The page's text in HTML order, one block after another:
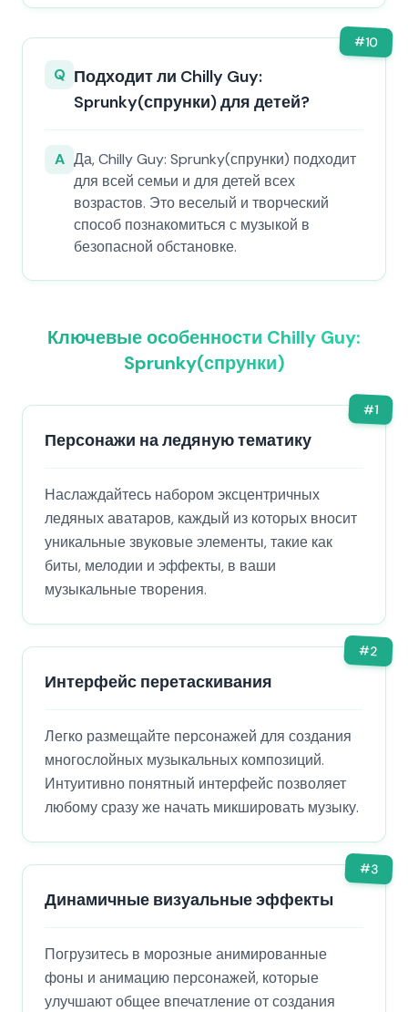
#10
Q Подходит ли Chilly Guy:
Sprunky(спрунки) для детей?
A Да, Chilly Guy: Sprunky(спрунки) подходит
для всей семьи и для детей всех
возрастов. Это веселый и творческий
способ познакомиться с музыкой в
безопасной обстановке.
Ключевые особенности Chilly Guy:
Sprunky(спрунки)
#1
Персонажи на ледяную тематику
Наслаждайтесь набором эксцентричных
ледяных аватаров, каждый из которых вносит
уникальные звуковые элементы, такие как
биты, мелодии и эффекты, в ваши
музыкальные творения.
#2
Интерфейс перетаскивания
Легко размещайте персонажей для создания
многослойных музыкальных композиций.
Интуитивно понятный интерфейс позволяет
любому сразу же начать микшировать музыку.
#3
Динамичные визуальные эффекты
Погрузитесь в морозные анимированные
фоны и анимацию персонажей, которые
улучшают общее впечатление от создания